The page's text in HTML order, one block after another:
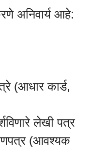
अनिवार्य आहे:
(आधार कार्ड,
लेखी पत्र
(आवश्यक